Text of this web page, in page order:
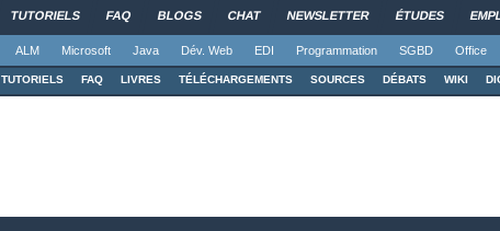
TUTORIELS FAQ BLOGS CHAT NEWSLETTER ÉTUDES
ALM Microsoft Java Dév. Web EDI Programmation SGBD Office
TUTORIELS FAQ LIVRES TÉLÉCHARGEMENTS SOURCES DÉBATS WIKI